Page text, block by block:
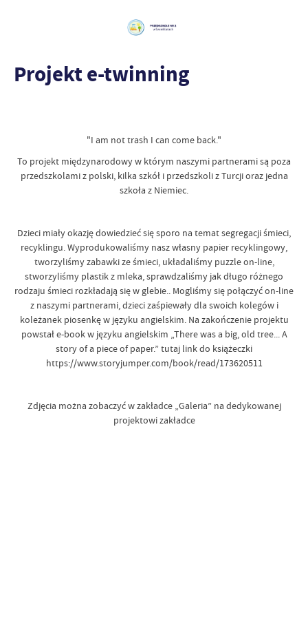
Projekt e-twinning
"I am not trash I can come back."
To projekt międzynarodowy w którym naszymi partnerami są poza
przedszkolami z polski, kilka szkół i przedszkoli z Turcji oraz jedna
szkoła z Niemiec.
Dzieci miały okazję dowiedzieć się sporo na temat segregacji śmieci,
recyklingu. Wyprodukowaliśmy nasz własny papier recyklingowy,
tworzyliśmy zabawki ze śmieci, układaliśmy puzzle on-line,
stworzyliśmy plastik z mleka, sprawdzaliśmy jak długo różnego
rodzaju śmieci rozkładają się w glebie.. Mogliśmy się połączyć on-line
z naszymi partnerami, dzieci zaśpiewały dla swoich kolegów i
koleżanek piosenkę w języku angielskim. Na zakończenie projektu
powstał e-book w języku angielskim „There was a big, old tree... A
story of a piece of paper.” tutaj link do książeczki
https://www.storyjumper.com/book/read/173620511
Zdjęcia można zobaczyć w zakładce „Galeria” na dedykowanej
projektowi zakładce